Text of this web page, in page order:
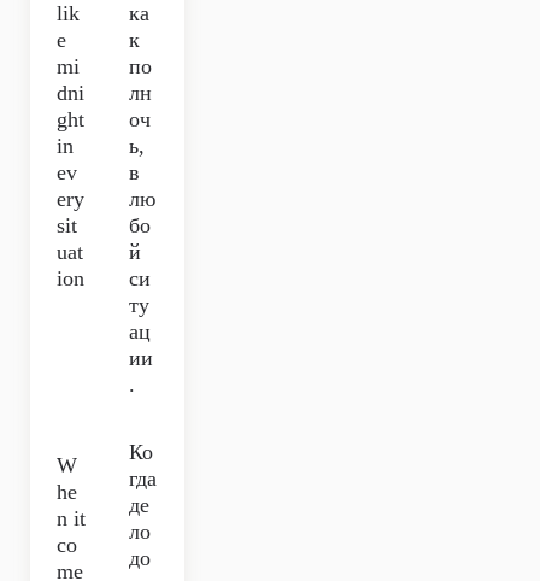
lik
e
mi
dni
ght
in
ev
ery
sit
uat
ion
ка
к
по
лн
оч
ь,
в
лю
бо
й
си
ту
ац
ии
.
W
he
n it
co
me
Ко
гда
де
ло
до